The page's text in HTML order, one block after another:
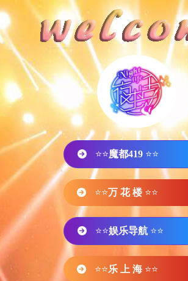
⭐⭐魔都419 ⭐⭐
⭐⭐万 花 楼 ⭐⭐
⭐⭐娱乐导航 ⭐⭐
⭐⭐乐 上 海 ⭐⭐